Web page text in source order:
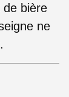
de bière
ne